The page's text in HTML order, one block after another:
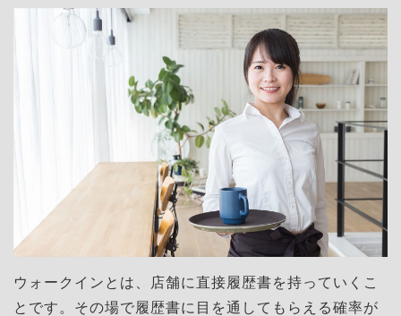
ウォークインとは、店舗に直接履歴書を持っていくこ
とです。その場で履歴書に目を通してもらえる確率が